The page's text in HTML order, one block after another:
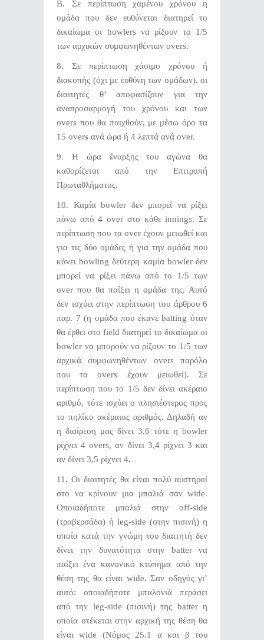
Β. Σε περίπτωση χαμένου χρόνου η
ομάδα που δεν ευθύνεται διατηρεί το
δικαίωμα οι bowlers να ρίξουν το 1/5
των αρχικών συμφωνηθέντων οvers.
8. Σε περίπτωση χάσιμο χρόνου ή
διακοπής (όχι με ευθύνη των ομάδων), οι
διαιτητές θ’ αποφασίζουν για την
αναπροσαρμογή του χρόνου και των
overs που θα παιχθούν, με μέσω όρο τα
15 overs ανά ώρα ή 4 λεπτά ανά over.
9. Η ώρα έναρξης του αγώνα θα
καθορίζεται από την Επιτροπή
Πρωταθλήματος.
10. Καμία bowler δεν μπορεί να ρίξει
πάνω από 4 over στο κάθε innings. Σε
περίπτωση που τα over έχουν μειωθεί και
για τις δύο ομάδες ή για την ομάδα που
κάνει bowling δεύτερη καμία bowler δεν
μπορεί να ρίξει πάνω από το 1/5 των
over που θα παίξει η ομάδα της. Αυτό
δεν ισχύει στην περίπτωση του άρθρου 6
παρ. 7 (η ομάδα που έκανε batting όταν
θα έρθει στο field διατηρεί το δικαίωμα οι
bowler να μπορούν να ρίξουν το 1/5 των
αρχικά συμφωνηθέντων overs παρόλο
που τα overs έχουν μειωθεί). Σε
περίπτωση που το 1/5 δεν δίνει ακέραιο
αριθμό, τότε ισχύει ο πλησιέστερος προς
το πηλίκο ακέραιος αριθμός. Δηλαδή αν
η διαίρεση μας δίνει 3,6 τότε η bowler
ρίχνει 4 overs, αν δίνει 3,4 ρίχνει 3 και
αν δίνει 3,5 ρίχνει 4.
11. Οι διαιτητές θα είναι πολύ αυστηροί
στο να κρίνουν μια μπαλιά σαν wide.
Οποιαδήποτε μπαλιά στην off-side
(τραβερσάδα) ή leg-side (στην πισινή) η
οποία κατά την γνώμη του διαιτητή δεν
δίνει την δυνατότητα στην batter να
παίξει ένα κανονικό κτύπημα από την
θέση της θα είναι wide. Σαν οδηγός γι’
αυτό: οποιαδήποτε μπαλονιά περάσει
από την leg-side (πισινή) της batter η
οποία στέκεται στην αρχική της θέση θα
είναι wide (Νόμος 25.1 α και β του